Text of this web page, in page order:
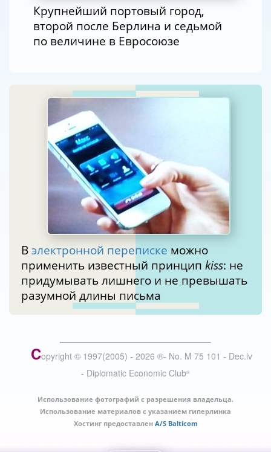
Крупнейший портовый город,
второй после Берлина и седьмой
по величине в Евросоюзе
В электронной переписке можно
применить известный принцип kiss: не
придумывать лишнего и не превышать
разумной длины письма
Copyright © 1997(2005) - 2026 ®- No. M 75 101 - Dec.lv
- Diplomatic Economic Club®
Использование фотографий с разрешения владельца.
Использование материалов с указанием гиперлинка
Хостинг предоставлен A/S Balticom